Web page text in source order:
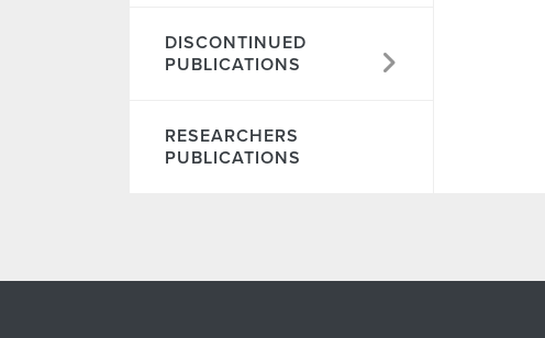
DISCONTINUED
PUBLICATIONS
RESEARCHERS
PUBLICATIONS